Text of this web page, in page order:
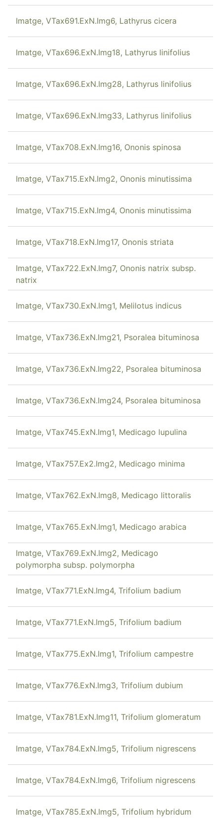
Imatge, VTax691.ExN.Img6, Lathyrus cicera
Imatge, VTax696.ExN.Img18, Lathyrus linifolius
Imatge, VTax696.ExN.Img28, Lathyrus linifolius
Imatge, VTax696.ExN.Img33, Lathyrus linifolius
Imatge, VTax708.ExN.Img16, Ononis spinosa
Imatge, VTax715.ExN.Img2, Ononis minutissima
Imatge, VTax715.ExN.Img4, Ononis minutissima
Imatge, VTax718.ExN.Img17, Ononis striata
Imatge, VTax722.ExN.Img7, Ononis natrix subsp.
natrix
Imatge, VTax730.ExN.Img1, Melilotus indicus
Imatge, VTax736.ExN.Img21, Psoralea bituminosa
Imatge, VTax736.ExN.Img22, Psoralea bituminosa
Imatge, VTax736.ExN.Img24, Psoralea bituminosa
Imatge, VTax745.ExN.Img1, Medicago lupulina
Imatge, VTax757.Ex2.Img2, Medicago minima
Imatge, VTax762.ExN.Img8, Medicago littoralis
Imatge, VTax765.ExN.Img1, Medicago arabica
Imatge, VTax769.ExN.Img2, Medicago
polymorpha subsp. polymorpha
Imatge, VTax771.ExN.Img4, Trifolium badium
Imatge, VTax771.ExN.Img5, Trifolium badium
Imatge, VTax775.ExN.Img1, Trifolium campestre
Imatge, VTax776.ExN.Img3, Trifolium dubium
Imatge, VTax781.ExN.Img11, Trifolium glomeratum
Imatge, VTax784.ExN.Img5, Trifolium nigrescens
Imatge, VTax784.ExN.Img6, Trifolium nigrescens
Imatge, VTax785.ExN.Img5, Trifolium hybridum